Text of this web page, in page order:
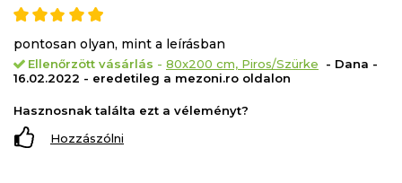
pontosan olyan, mint a leírásban
Ellenőrzött vásárlás - 80x200 cm, Piros/Szürke
- Dana -
16.02.2022 - eredetileg a mezoni.ro oldalon
Hasznosnak találta ezt a véleményt?
Hozzászólni